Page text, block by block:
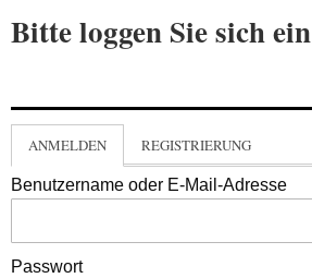
Bitte loggen Sie sich ein
ANMELDEN REGISTRIERUNG
Benutzername oder E-Mail-Adresse
Passwort